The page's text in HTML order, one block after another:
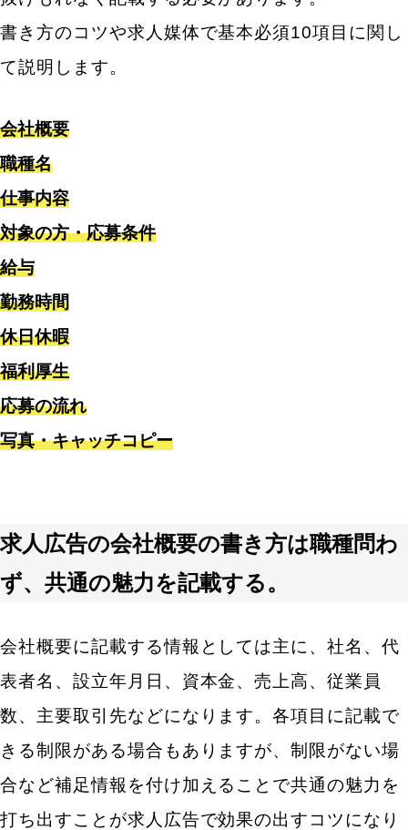
「休日休暇」にはリアルな情報を記載する
「応募の流れ」はある程度の詳細を記載する
「求人広告の写真とキャッチコピー」はTVCMをイ
メージして作成する
無料で求人が公開できる優良サービスご紹介！
エンゲージ（engage）
エアワーク
求人広告の書き方で注意すべきポイント5選
一覧画面に入れる情報は伝えたいことを全て記載す
る（できるだけ重複しない）
求人広告の書き方はスマートフォンでの見え方に注
意する
採用ターゲットを絞りすぎない
キーワードが沢山入っているか確認する
求人広告の書き方まとめ
書き方のコツや求人媒体で基本必須10項目に関し
て説明します。
会社概要
職種名
仕事内容
対象の方・応募条件
給与
勤務時間
休日休暇
福利厚生
応募の流れ
写真・キャッチコピー
求人広告の会社概要の書き方は職種問わ
ず、共通の魅力を記載する。
会社概要に記載する情報としては主に、社名、代
表者名、設立年月日、資本金、売上高、従業員
数、主要取引先などになります。各項目に記載で
きる制限がある場合もありますが、制限がない場
合など補足情報を付け加えることで共通の魅力を
打ち出すことが求人広告で効果の出すコツになり